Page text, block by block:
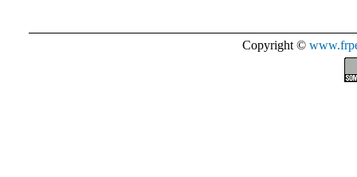
Copyright ©